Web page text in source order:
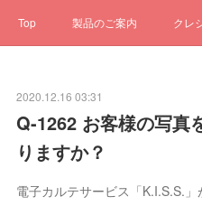
Top 製品のご案内 クレ
ステータス
2020.12.16 03:31
Q-1262 お客様の写真
りますか？
電子カルテサービス「K.I.S.S.」